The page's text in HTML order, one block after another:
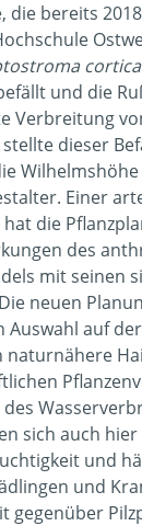
die bereits
und die
Verbreitung
dieser
Einer
die
des
mit
neuen
auf
sich auch
und
und
gegenüber